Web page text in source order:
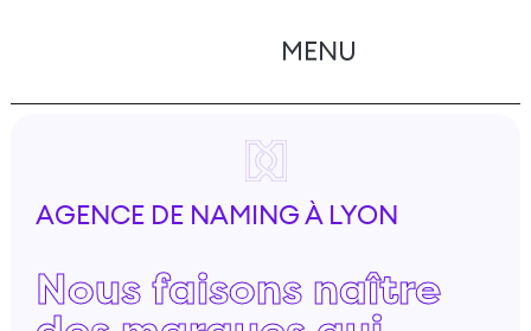
AGENCE DE NAMING À LYON
Nous faisons naître